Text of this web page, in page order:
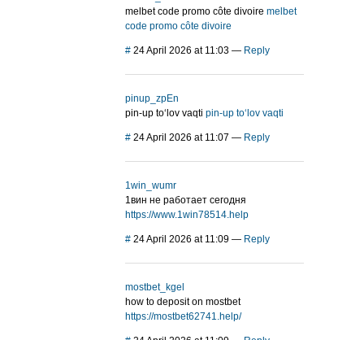
melbet code promo côte divoire melbet
code promo côte divoire
# 24 April 2026 at 11:03 — Reply
pinup_zpEn
pin-up to‘lov vaqti pin-up to‘lov vaqti
# 24 April 2026 at 11:07 — Reply
1win_wumr
1вин не работает сегодня
https://www.1win78514.help
# 24 April 2026 at 11:09 — Reply
mostbet_kgel
how to deposit on mostbet
https://mostbet62741.help/